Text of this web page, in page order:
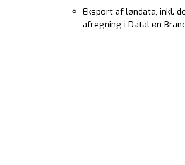
Eksport af løndata, inkl.
afregning i DataLøn